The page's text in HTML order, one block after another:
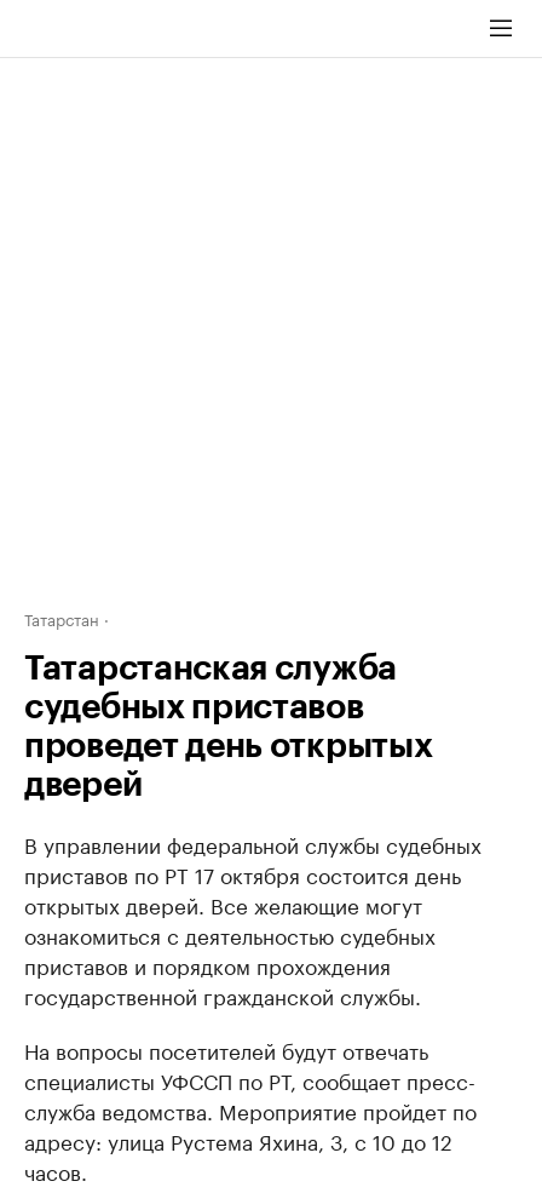
Татарстан
Татарстанская служба
судебных приставов
проведет день открытых
дверей
В управлении федеральной службы судебных
приставов по РТ 17 октября состоится день
открытых дверей. Все желающие могут
ознакомиться с деятельностью судебных
приставов и порядком прохождения
государственной гражданской службы.
На вопросы посетителей будут отвечать
специалисты УФССП по РТ, сообщает пресс-
служба ведомства. Мероприятие пройдет по
адресу: улица Рустема Яхина, 3, с 10 до 12
часов.